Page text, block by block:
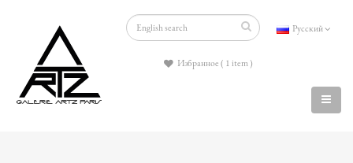
Русский
Избранное ( 1 item )